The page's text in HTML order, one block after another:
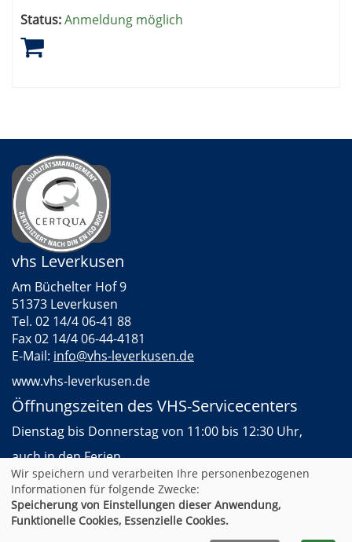
Status:Anmeldung möglich
vhs Leverkusen
Am Büchelter Hof 9
51373 Leverkusen
Tel. 02 14/4 06-41 88
Fax 02 14/4 06-44-4181
E-Mail: info@vhs-leverkusen.de
www.vhs-leverkusen.de
Öffnungszeiten des VHS-Servicecenters
Dienstag bis Donnerstag von 11:00 bis 12:30 Uhr,
auch in den Ferien
AGB Impressum Datenschutz Widerruf
Wir speichern und verarbeiten Ihre personenbezogenen
Informationen für folgende Zwecke:
Speicherung von Einstellungen dieser Anwendung,
Funktionelle Cookies, Essenzielle Cookies.